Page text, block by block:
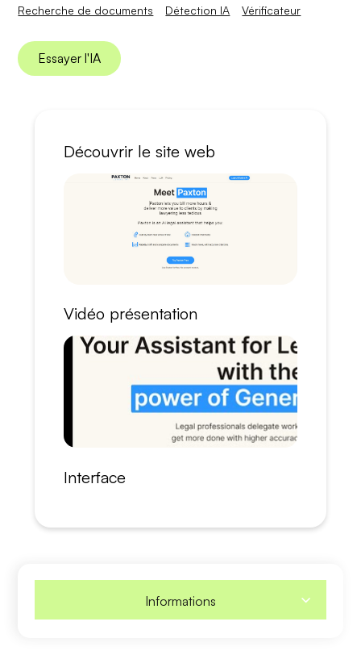
Recherche de documents
Détection IA Vérificateur
Essayer l'IA
Découvrir le site web
Vidéo présentation
Interface
Informations